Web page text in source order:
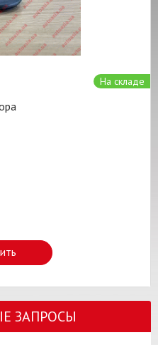
На складе
ЗАПРОСЫ